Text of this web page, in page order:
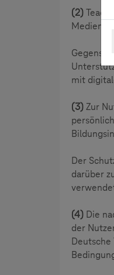
(2)
mit
(3)Zur
Der
darüber
(4) Die
der